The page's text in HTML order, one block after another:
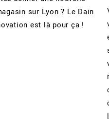
sur Lyon ? Le Dain
est là pour ça !